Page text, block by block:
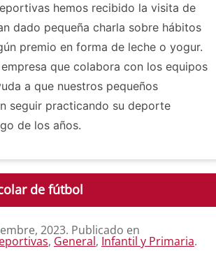
hemos recibido la visita de
dado pequeña charla sobre hábitos
premio en forma de leche o yogur.
que colabora con los equipos
a que nuestros pequeños
seguir practicando su deporte
de los años.
de fútbol
2023. Publicado en
, General, Infantil y Primaria.